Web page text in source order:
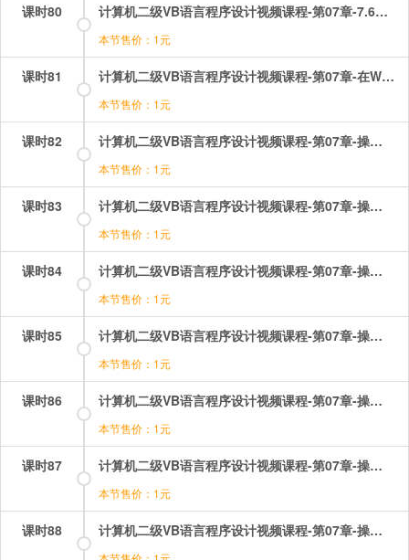
课时80 计算机二级VB语言程序设计视频课程-第07章-7.6多重循环.mp4
本节售价：1元
课时81 计算机二级VB语言程序设计视频课程-第07章-在WORD版本无显示.mp4
本节售价：1元
课时82 计算机二级VB语言程序设计视频课程-第07章-操作：循环结构之do循环.mp4
本节售价：1元
课时83 计算机二级VB语言程序设计视频课程-第07章-操作：循环结构之for循环控制结构.mp4
本节售价：1元
课时84 计算机二级VB语言程序设计视频课程-第07章-操作：循环结构之for循环的应用.mp4
本节售价：1元
课时85 计算机二级VB语言程序设计视频课程-第07章-操作：循环结构之for循环选择题.mp4
本节售价：1元
课时86 计算机二级VB语言程序设计视频课程-第07章-操作：循环结构之多重循环菱形.mp4
本节售价：1元
课时87 计算机二级VB语言程序设计视频课程-第07章-操作：循环结构之当循环whilewend.mp4
本节售价：1元
课时88 计算机二级VB语言程序设计视频课程-第07章-操作：选择结构之if语句的简单应用题.mp4